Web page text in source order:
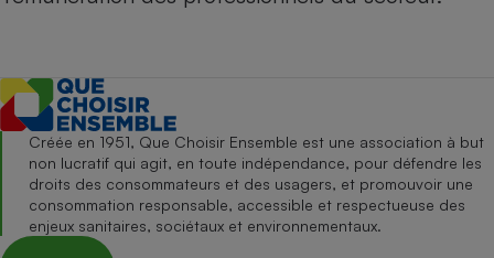
Créée en 1951, Que Choisir Ensemble est une association à but
non lucratif qui agit, en toute indépendance, pour défendre les
droits des consommateurs et des usagers, et promouvoir une
consommation responsable, accessible et respectueuse des
enjeux sanitaires, sociétaux et environnementaux.